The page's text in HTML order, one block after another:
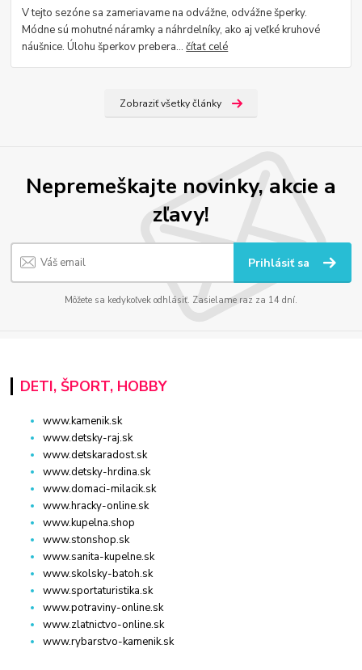
V tejto sezóne sa zameriavame na odvážne, odvážne šperky.
Módne sú mohutné náramky a náhrdelníky, ako aj veľké kruhové
náušnice. Úlohu šperkov prebera...čítať celé
Zobraziť všetky články
Nepremeškajte novinky, akcie a
zľavy!
Prihlásiť sa
Môžete sa kedykoľvek odhlásiť. Zasielame raz za 14 dní.
DETI, ŠPORT, HOBBY
www.kamenik.sk
www.detsky-raj.sk
www.detskaradost.sk
www.detsky-hrdina.sk
www.domaci-milacik.sk
www.hracky-online.sk
www.kupelna.shop
www.stonshop.sk
www.sanita-kupelne.sk
www.skolsky-batoh.sk
www.sportaturistika.sk
www.potraviny-online.sk
www.zlatnictvo-online.sk
www.rybarstvo-kamenik.sk